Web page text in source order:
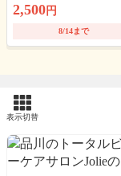
2,500 円
8/14まで
表示切替